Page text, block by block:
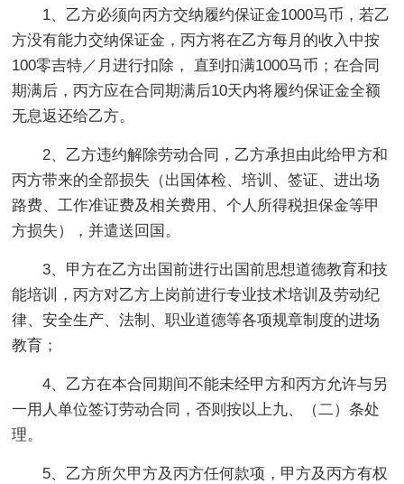
1、乙方必须向丙方交纳履约保证金1000马币，若乙
方没有能力交纳保证金，丙方将在乙方每月的收入中按
100零吉特／月进行扣除， 直到扣满1000马币；在合同
期满后，丙方应在合同期满后10天内将履约保证金全额
无息返还给乙方。
2、乙方违约解除劳动合同，乙方承担由此给甲方和
丙方带来的全部损失（出国体检、培训、签证、进出场
路费、工作准证费及相关费用、个人所得税担保金等甲
方损失），并遣送回国。
3、甲方在乙方出国前进行出国前思想道德教育和技
能培训，丙方对乙方上岗前进行专业技术培训及劳动纪
律、安全生产、法制、职业道德等各项规章制度的进场
教育；
4、乙方在本合同期间不能未经甲方和丙方允许与另
一用人单位签订劳动合同，否则按以上九、（二）条处
理。
5、乙方所欠甲方及丙方任何款项，甲方及丙方有权